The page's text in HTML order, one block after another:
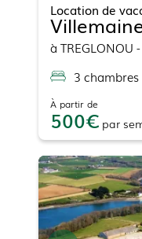
Location de
à TREGLONOU
3 chambres
À partir de
500 par